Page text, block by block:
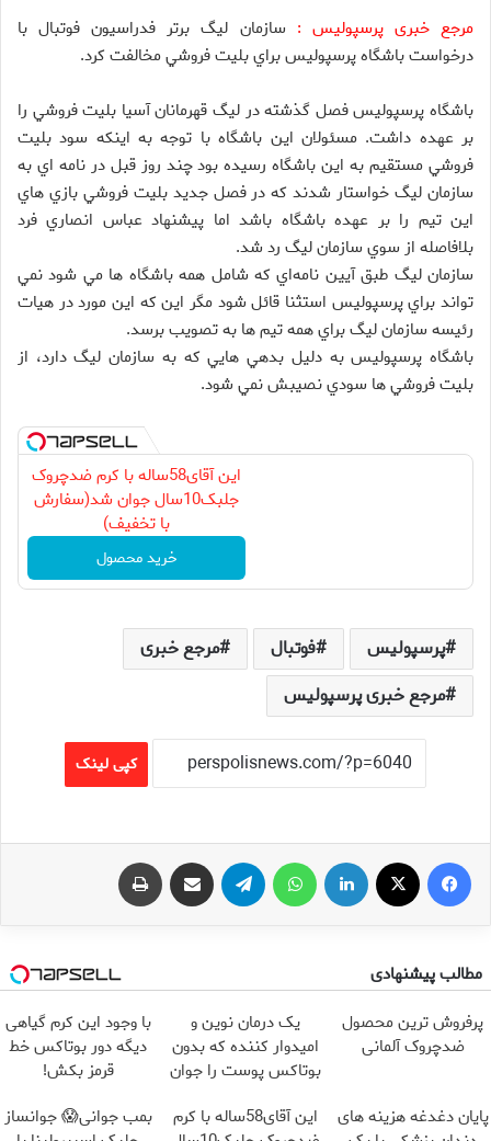
مرجع خبری پرسپولیس : سازمان ليگ برتر فدراسيون فوتبال با
درخواست باشگاه پرسپوليس براي بليت فروشي مخالفت كرد.
باشگاه پرسپوليس فصل گذشته در ليگ قهرمانان آسيا بليت فروشي را
بر عهده داشت. مسئولان اين باشگاه با توجه به اينكه سود بليت
فروشي مستقيم به اين باشگاه رسيده بود چند روز قبل در نامه اي به
سازمان ليگ خواستار شدند كه در فصل جديد بليت فروشي بازي هاي
اين تيم را بر عهده باشگاه باشد اما پيشنهاد عباس انصاري فرد
بلافاصله از سوي سازمان ليگ رد شد.
سازمان ليگ طبق آيين نامه‌اي كه شامل همه باشگاه ها مي شود نمي
تواند براي پرسپوليس استثنا قائل شود مگر اين كه اين مورد در هيات
رئيسه سازمان ليگ براي همه تيم ها به تصويب برسد.
باشگاه پرسپوليس به دليل بدهي هايي كه به سازمان ليگ دارد، از
بليت فروشي ها سودي نصيبش نمي شود.
این آقای58ساله با کرم ضدچروک
جلبک10سال جوان شد(سفارش
با تخفیف)
خرید محصول
پرسپولیس فوتبال
مرجع خبری
مرجع خبری پرسپولیس
کپی لینک
فیس بوک لینکدین تلگرام اشتراک گذاری از طریق ایمیل
مطالب پیشنهادی
پرفروش ترین محصول
ضدچروک آلمانی
یک درمان نوین و
امیدوار کننده که بدون
بوتاکس پوست را جوان
با وجود این کرم گیاهی
دیگه دور بوتاکس خط
قرمز بکش!
پایان دغدغه هزینه های
این آقای58ساله با کرم
بمب جوانی😱 جوانساز